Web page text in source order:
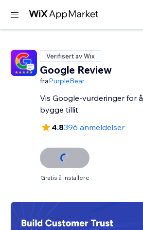
Verifisert av Wix
Google Review
fraPurpleBear
Vis Google-vurderinger for å
bygge tillit
4.8396 anmeldelser
Gratis å installere